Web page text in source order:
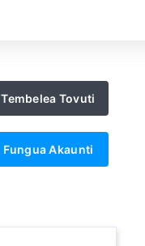
Tembelea Tovuti
Fungua Akaunti